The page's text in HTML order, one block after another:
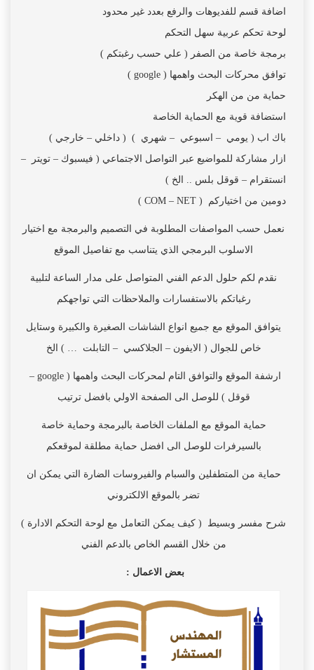
اضافة قسم للفديوهات والرفع بعدد غير محدود
لوحة تحكم عربية سهل التحكم
برمجة خاصة من الصفر ( علي حسب رغبتكم )
توافق محركات البحث واهمها ( google )
حماية من من الهكر
استضافة قوية مع الحماية الخاصة
باك اب ( يومي – اسبوعي – شهري ) ( داخلي – خارجي )
ازار مشاركة للمواضيع عبر التواصل الاجتماعي ( فيسبوك – تويتر –
انستقرام – قوقل بلس .. الخ )
دومين من اختياركم ( COM – NET )
نعمل حسب المواصفات المطلوبة في التصميم والبرمجة مع اختيار
الاسلوب البرمجي الذي يتناسب مع تفاصيل الموقع
نقدم لكم حلول الدعم الفني المتواصل على مدار الساعة لتلبية
رغباتكم بالاستفسارات والملاحظات التي تواجهكم
يتوافق الموقع مع جميع انواع الشاشات الصغيرة والكبيرة وستايل
خاص للجوال ( الايفون – الجلاكسي – التابلت … ) الخ
ارشفة الموقع والتوافق التام لمحركات البحث واهمها ( google –
قوقل ) للوصل الى الصفحة الاولي بافضل ترتيب
حماية الموقع مع الملفات الخاصة بالبرمجة وحماية خاصة
بالسيرفرات للوصل الى افضل حماية مطلقة لموقعكم
حماية من المتطفلين والسبام والفيروسات الضارة التي يمكن ان
تضر بالموقع الالكتروني
شرح مفسر وبسيط ( كيف يمكن التعامل مع لوحة التحكم الادارة )
من خلال القسم الخاص بالدعم الفني
بعض الاعمال :